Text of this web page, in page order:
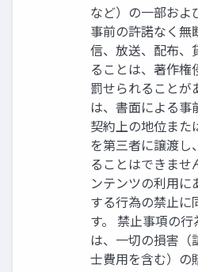
など）の一部およ
事前の許諾なく無
信、放送、配布、
ることは、著作権
罰せられることが
は、書面による事
契約上の地位また
を第三者に譲渡し
ることはできませ
ンテンツの利用に
する行為の禁止に
す。 禁止事項の
は、一切の損害（
士費用を含む）の